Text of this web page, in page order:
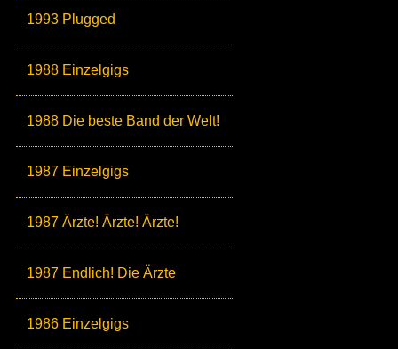
1993 Plugged
1988 Einzelgigs
1988 Die beste Band der Welt!
1987 Einzelgigs
1987 Ärzte! Ärzte! Ärzte!
1987 Endlich! Die Ärzte
1986 Einzelgigs